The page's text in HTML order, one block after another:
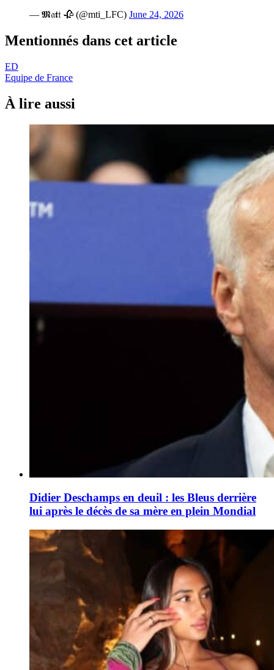
— 𝕸𝔞𝖙𝔱 🥀 (@mti_LFC) June 24, 2026
Mentionnés dans cet article
ED
Equipe de France
À lire aussi
Didier Deschamps en deuil : les Bleus derrière
lui après le décès de sa mère en plein Mondial